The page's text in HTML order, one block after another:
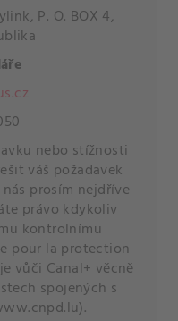
P. O. BOX 4,
nebo stížnosti
váš požadavek
prosím nejdříve
právo kdykoliv
kontrolnímu
pour la protection
vůči Canal+ věcně
spojených s